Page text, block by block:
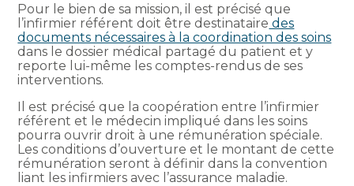
Pour le bien de sa mission, il est précisé que
l’infirmier référent doit être destinataire des
documents nécessaires à la coordination des soins
dans le dossier médical partagé du patient et y
reporte lui-même les comptes-rendus de ses
interventions.
Il est précisé que la coopération entre l’infirmier
référent et le médecin impliqué dans les soins
pourra ouvrir droit à une rémunération spéciale.
Les conditions d’ouverture et le montant de cette
rémunération seront à définir dans la convention
liant les infirmiers avec l’assurance maladie.